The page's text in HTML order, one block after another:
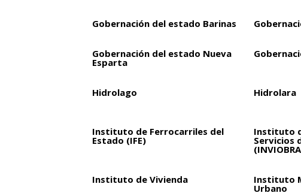
Gobernación del estado Barinas
Gobernación del estado Nueva
Esparta
Hidrolago Hidrolara
Instituto de Ferrocarriles del
Estado (IFE)
Instituto
Servicios
Instituto de Vivienda Instituto
Urbano